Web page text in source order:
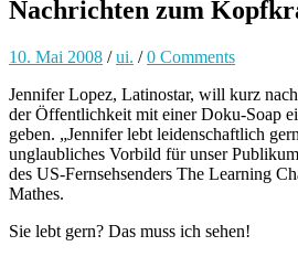
Nachrichten zum
10. Mai 2008 /ui. /0 Comments
Jennifer Lopez, Latinostar, will kurz
der Öffentlichkeit mit einer Doku-Soap
geben. „Jennifer lebt leidenschaftlich
unglaubliches Vorbild für unser
des US-Fernsehsenders The Learning
Mathes.
Sie lebt gern? Das muss ich sehen!